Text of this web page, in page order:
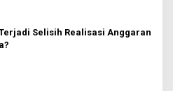
Selisih Realisasi Anggaran